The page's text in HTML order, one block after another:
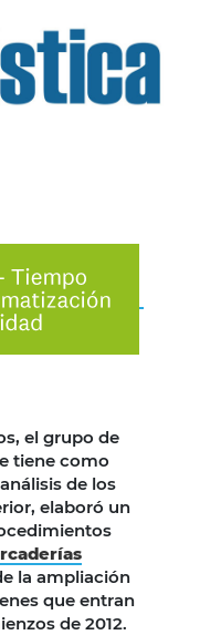
el grupo de
tiene como
de los
elaboró un
la ampliación
que entran
de 2012.